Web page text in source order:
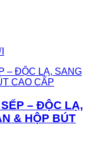
– ĐỘC LẠ,
& HỘP BÚT